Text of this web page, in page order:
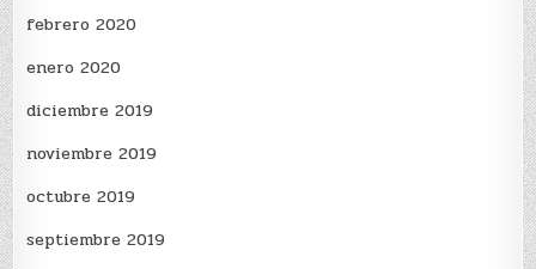
febrero 2020
enero 2020
diciembre 2019
noviembre 2019
octubre 2019
septiembre 2019